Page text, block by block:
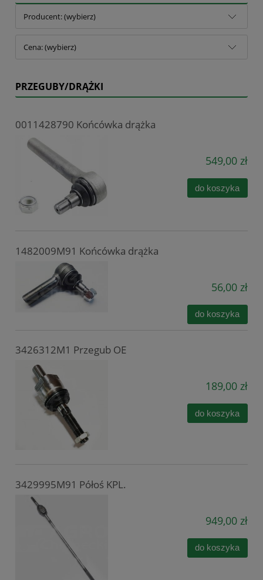
Producent: (wybierz)
Cena: (wybierz)
PRZEGUBY/DRĄŻKI
0011428790 Końcówka drążka
549,00 zł
do koszyka
1482009M91 Końcówka drążka
56,00 zł
do koszyka
3426312M1 Przegub OE
189,00 zł
do koszyka
3429995M91 Półoś KPL.
949,00 zł
do koszyka